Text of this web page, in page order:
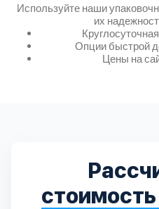
Используйте наши
их
Опции быстрой
Цены на
Долгопрудный
Зеленоградский